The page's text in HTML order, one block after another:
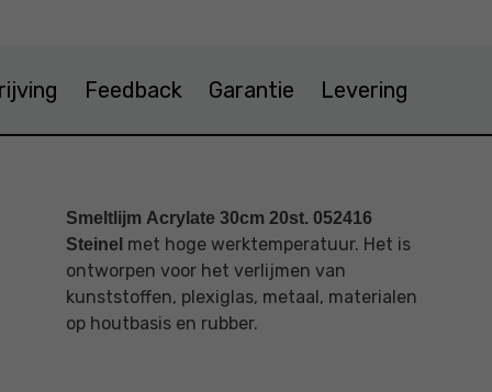
Feedback Garantie Levering
Smeltlijm Acrylate 30cm 20st. 052416
Steinel met hoge werktemperatuur. Het is
ontworpen voor het verlijmen van
kunststoffen, plexiglas, metaal, materialen
op houtbasis en rubber.